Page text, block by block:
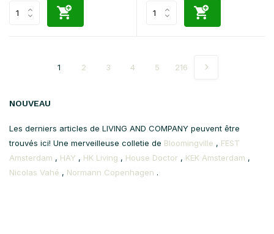
1 2 3 4 5 216
NOUVEAU
Les derniers articles de LIVING AND COMPANY peuvent être
trouvés ici! Une merveilleuse colletie de Bloomingville , FEST
Amsterdam , HAY , HK Living , House Doctor , KEK Amsterdam ,
Nicolas Vahé , Normann Copenhagen .